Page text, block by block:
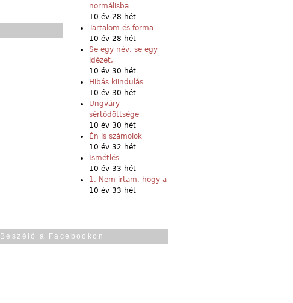
normálisba
10 év 28 hét
Tartalom és forma
10 év 28 hét
Se egy név, se egy
idézet,
10 év 30 hét
Hibás kiindulás
10 év 30 hét
Ungváry
sértődöttsége
10 év 30 hét
Én is számolok
10 év 32 hét
Ismétlés
10 év 33 hét
1. Nem írtam, hogy a
10 év 33 hét
Beszélő a Facebookon